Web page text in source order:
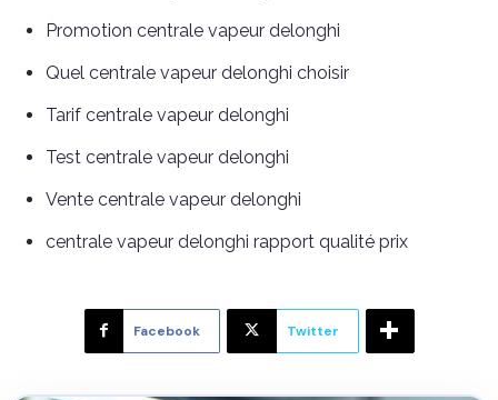
Promotion centrale vapeur delonghi
Quel centrale vapeur delonghi choisir
Tarif centrale vapeur delonghi
Test centrale vapeur delonghi
Vente centrale vapeur delonghi
centrale vapeur delonghi rapport qualité prix
Facebook Twitter